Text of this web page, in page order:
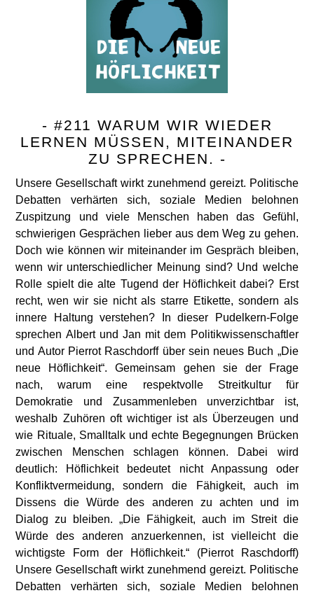
- #211 WARUM WIR WIEDER
LERNEN MÜSSEN, MITEINANDER
ZU SPRECHEN. -
Unsere Gesellschaft wirkt zunehmend gereizt. Politische
Debatten verhärten sich, soziale Medien belohnen
Zuspitzung und viele Menschen haben das Gefühl,
schwierigen Gesprächen lieber aus dem Weg zu gehen.
Doch wie können wir miteinander im Gespräch bleiben,
wenn wir unterschiedlicher Meinung sind? Und welche
Rolle spielt die alte Tugend der Höflichkeit dabei? Erst
recht, wen wir sie nicht als starre Etikette, sondern als
innere Haltung verstehen? In dieser Pudelkern-Folge
sprechen Albert und Jan mit dem Politikwissenschaftler
und Autor Pierrot Raschdorff über sein neues Buch „Die
neue Höflichkeit“. Gemeinsam gehen sie der Frage
nach, warum eine respektvolle Streitkultur für
Demokratie und Zusammenleben unverzichtbar ist,
weshalb Zuhören oft wichtiger ist als Überzeugen und
wie Rituale, Smalltalk und echte Begegnungen Brücken
zwischen Menschen schlagen können. Dabei wird
deutlich: Höflichkeit bedeutet nicht Anpassung oder
Konfliktvermeidung, sondern die Fähigkeit, auch im
Dissens die Würde des anderen zu achten und im
Dialog zu bleiben. „Die Fähigkeit, auch im Streit die
Würde des anderen anzuerkennen, ist vielleicht die
wichtigste Form der Höflichkeit.“ (Pierrot Raschdorff)
Unsere Gesellschaft wirkt zunehmend gereizt. Politische
Debatten verhärten sich, soziale Medien belohnen